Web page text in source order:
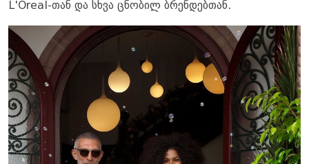
L'Oreal-თან და სხვა ცნობილ ბრენდებთან.